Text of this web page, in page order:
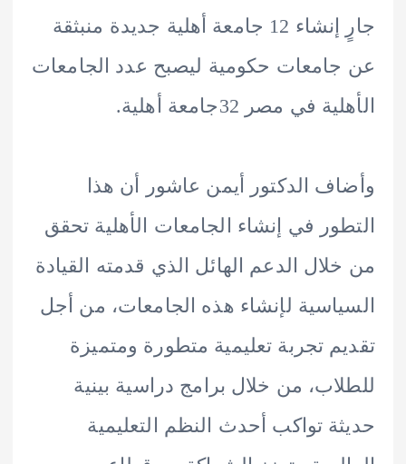
جارٍ إنشاء 12 جامعة أهلية جديدة منبثقة
حكومية ليصبح عدد الجامعات
في مصر 32جامعة أهلية.
الدكتور أيمن عاشور أن هذا
في إنشاء الجامعات الأهلية تحقق
الدعم الهائل الذي قدمته القيادة
لإنشاء هذه الجامعات، من أجل
تجربة تعليمية متطورة ومتميزة
من خلال برامج دراسية بينية
تواكب أحدث النظم التعليمية